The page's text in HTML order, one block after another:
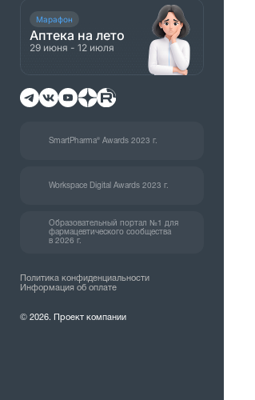
Марафон
Аптека на лето
29 июня - 12 июля
SmartPharma® Awards 2023 г.
Workspace Digital Awards 2023 г.
Образовательный портал №1 для
фармацевтического сообщества
в 2026 г.
Политика конфиденциальности
Информация об оплате
© 2026. Проект компании